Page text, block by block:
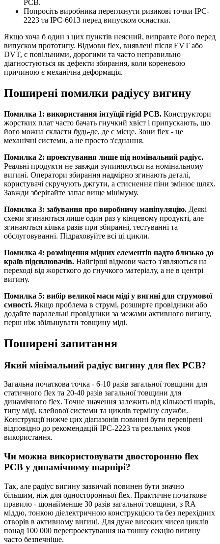
PCB.
Попросіть виробника переглянути ризикові точки IPC-
2223 та IPC-6013 перед випуском оснастки.
Якщо хоча б один з цих пунктів неясний, виправте його перед
випуском прототипу. Відмови flex, виявлені після EVT або
DVT, є повільними, дорогими та часто неправильно
діагностуються як дефекти збирання, коли кореневою
причиною є механічна деформація.
Поширені помилки радіусу вигину
Помилка 1: використання інтуїції rigid PCB. Конструктори
жорстких плат часто бачать гнучкий хвіст і припускають, що
його можна скласти будь-де, де є місце. Зони flex - це
механічні системи, а не просто з'єднання.
Помилка 2: проектування лише під номінальний радіус.
Реальні продукти не завжди зупиняються на номінальному
вигині. Оператори збирання надмірно згинають деталі,
користувачі скручують джгути, а стиснення піни змінює шлях.
Завжди зберігайте запас вище мінімуму.
Помилка 3: забування про виробничу маніпуляцію. Деякі
схеми згинаються лише один раз у кінцевому продукті, але
згинаються кілька разів при збиранні, тестуванні та
обслуговуванні. Підраховуйте всі ці цикли.
Помилка 4: розміщення мідних елементів надто близько до
країв підсилювачів. Найгірші відмови часто з'являються на
переході від жорсткого до гнучкого матеріалу, а не в центрі
вигину.
Помилка 5: вибір великої маси міді у вигині для струмової
ємності. Якщо проблема в струмі, розширте провідники або
додайте паралельні провідники за межами активного вигину,
перш ніж збільшувати товщину міді.
Поширені запитання
Який мінімальний радіус вигину для flex PCB?
Загальна початкова точка - 6-10 разів загальної товщини для
статичного flex та 20-40 разів загальної товщини для
динамічного flex. Точне значення залежить від кількості шарів,
типу міді, клейової системи та циклів терміну служби.
Конструкції нижче цих діапазонів повинні бути перевірені
відповідно до рекомендацій IPC-2223 та реальних умов
використання.
Чи можна використовувати двосторонню flex
PCB у динамічному шарнірі?
Так, але радіус вигину зазвичай повинен бути значно
більшим, ніж для односторонньої flex. Практичне початкове
правило - щонайменше 30 разів загальної товщини, з RA
міддю, тонкою діелектричною конструкцією та без перехідних
отворів в активному вигині. Для дуже високих чисел циклів
понад 100 000 перепроектування на тоншу секцію вигину
часто безпечніше.